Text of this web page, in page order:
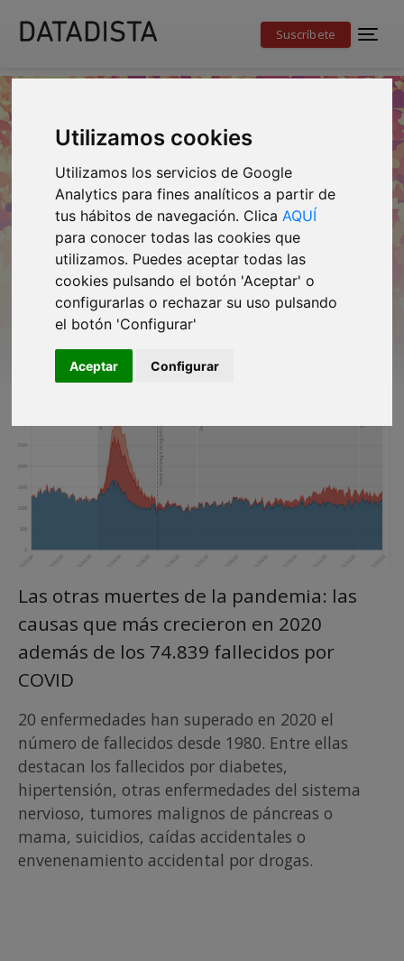
Utilizamos cookies
Utilizamos los servicios de Google
Analytics para fines analíticos a partir de
tus hábitos de navegación. ClicaAQUÍ
para conocer todas las cookies que
utilizamos. Puedes aceptar todas las
cookies pulsando el botón 'Aceptar' o
configurarlas o rechazar su uso pulsando
el botón 'Configurar'
Aceptar Configurar
Suscríbete
Demografía
Las otras muertes de la pandemia: las
causas que más crecieron en 2020
además de los 74.839 fallecidos por
COVID
20 enfermedades han superado en 2020 el
número de fallecidos desde 1980. Entre ellas
destacan los fallecidos por diabetes,
hipertensión, otras enfermedades del sistema
nervioso, tumores malignos de páncreas o
mama, suicidios, caídas accidentales o
envenenamiento accidental por drogas.